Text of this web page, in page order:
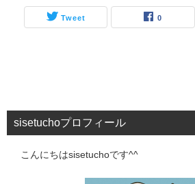
Tweet 0
sisetuchoプロフィール
こんにちはsisetuchoです^^